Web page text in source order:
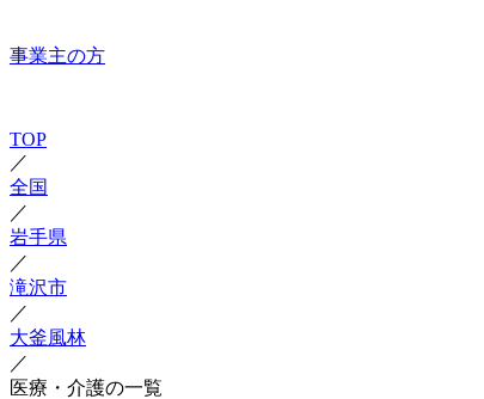
事業主の方
TOP
／
全国
／
岩手県
／
滝沢市
／
大釜風林
／
医療・介護の一覧